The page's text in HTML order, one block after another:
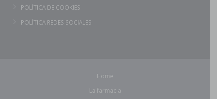
POLÍTICA DE COOKIES
POLÍTICA REDES SOCIALES
Home
La farmacia